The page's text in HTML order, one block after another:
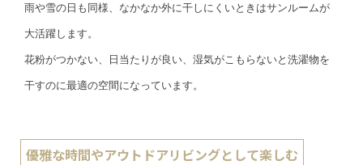
雨や雪の日も同様、なかなか外に干しにくいときはサンルームが
大活躍します。
花粉がつかない、日当たりが良い、湿気がこもらないと洗濯物を
干すのに最適の空間になっています。
優雅な時間やアウトドアリビングとして楽しむ